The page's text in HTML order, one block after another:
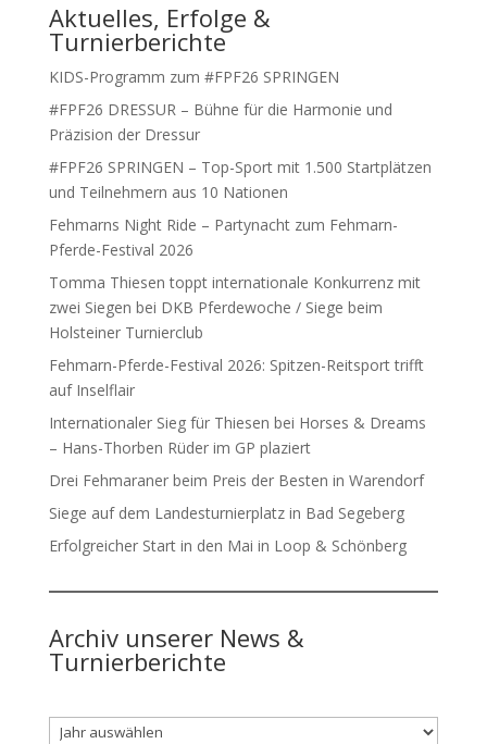
Aktuelles, Erfolge &
Turnierberichte
KIDS-Programm zum #FPF26 SPRINGEN
#FPF26 DRESSUR – Bühne für die Harmonie und
Präzision der Dressur
#FPF26 SPRINGEN – Top-Sport mit 1.500 Startplätzen
und Teilnehmern aus 10 Nationen
Fehmarns Night Ride – Partynacht zum Fehmarn-
Pferde-Festival 2026
Tomma Thiesen toppt internationale Konkurrenz mit
zwei Siegen bei DKB Pferdewoche / Siege beim
Holsteiner Turnierclub
Fehmarn-Pferde-Festival 2026: Spitzen-Reitsport trifft
auf Inselflair
Internationaler Sieg für Thiesen bei Horses & Dreams
– Hans-Thorben Rüder im GP plaziert
Drei Fehmaraner beim Preis der Besten in Warendorf
Siege auf dem Landesturnierplatz in Bad Segeberg
Erfolgreicher Start in den Mai in Loop & Schönberg
Archiv unserer News &
Turnierberichte
Archiv